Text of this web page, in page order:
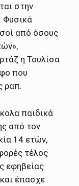
στην
Φυσικά
από όσους
η Τουλίσα
που
ραπ.
παιδικά
από τον
14 ετών,
τέλος
εφηβείας
έπασχε